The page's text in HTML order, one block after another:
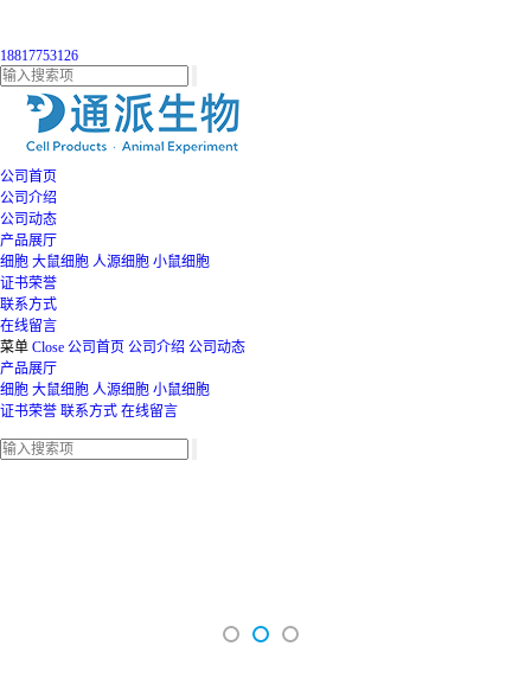
18817753126
公司首页
公司介绍
公司动态
产品展厅
细胞 大鼠细胞 人源细胞 小鼠细胞
证书荣誉
联系方式
在线留言
菜单 Close 公司首页 公司介绍 公司动态
产品展厅
细胞 大鼠细胞 人源细胞 小鼠细胞
证书荣誉 联系方式 在线留言